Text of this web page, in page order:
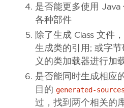
是否能更多使用
各种部件
除了生成 Class 文件
生成类的引用; 或字
义的类加载器进行加
是否能同时生成相应
目的 generated-sources
过，找到两个相关的